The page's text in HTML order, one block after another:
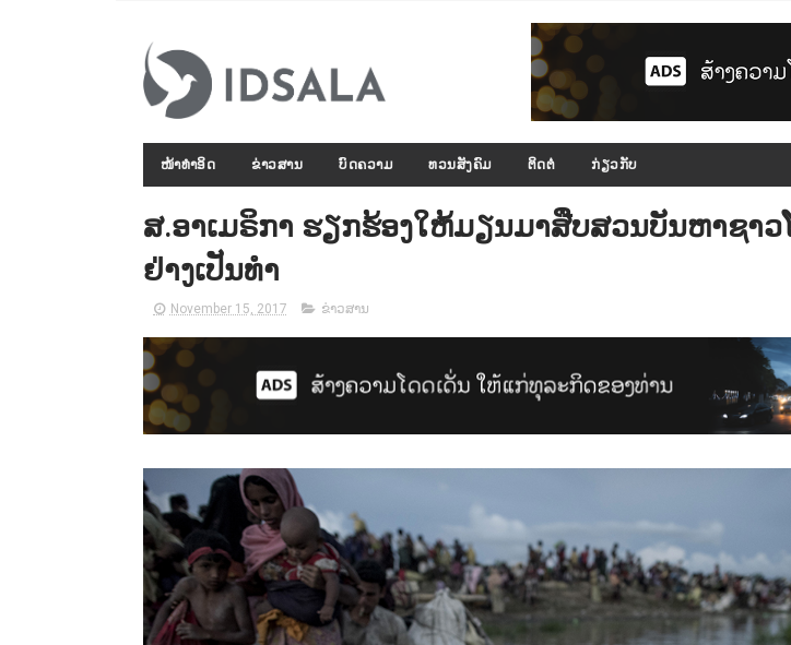
ໜ້າທຳອິດ ຂ່າວສານ ບົດຄວາມ ທວນສັງຄົມ ຕິດຕໍ່ ກ່ຽວກັບ
ສ.ອາເມຣິກາ ຮຽກຮ້ອງໃຫ້ມຽນມາສືບສວນບັນຫາຊາວ
ຢ່າງເປັນທຳ
November 15, 2017 ຂ່າວສານ